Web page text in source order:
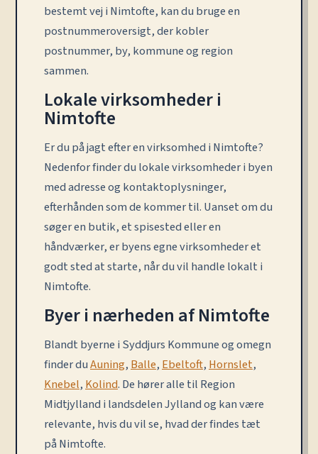
bestemt vej i Nimtofte, kan du bruge en
postnummeroversigt, der kobler
postnummer, by, kommune og region
sammen.
Lokale virksomheder i
Nimtofte
Er du på jagt efter en virksomhed i Nimtofte?
Nedenfor finder du lokale virksomheder i byen
med adresse og kontaktoplysninger,
efterhånden som de kommer til. Uanset om du
søger en butik, et spisested eller en
håndværker, er byens egne virksomheder et
godt sted at starte, når du vil handle lokalt i
Nimtofte.
Byer i nærheden af Nimtofte
Blandt byerne i Syddjurs Kommune og omegn
finder duAuning,Balle,Ebeltoft,Hornslet,
Knebel,Kolind. De hører alle til Region
Midtjylland i landsdelen Jylland og kan være
relevante, hvis du vil se, hvad der findes tæt
på Nimtofte.